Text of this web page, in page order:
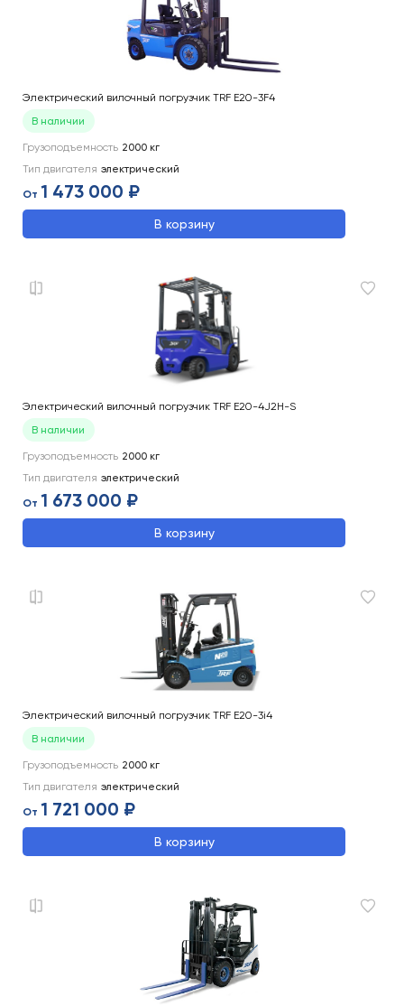
Электрический вилочный погрузчик TRF E20-3F4
В наличии
Грузоподъемность 2000 кг
Тип двигателя электрический
От 1 473 000 ₽
В корзину
Электрический вилочный погрузчик TRF E20-4J2H-S
В наличии
Грузоподъемность 2000 кг
Тип двигателя электрический
От 1 673 000 ₽
В корзину
Электрический вилочный погрузчик TRF E20-3i4
В наличии
Грузоподъемность 2000 кг
Тип двигателя электрический
От 1 721 000 ₽
В корзину